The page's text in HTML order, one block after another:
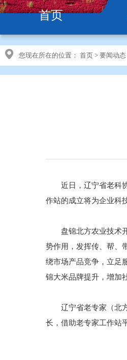
首页
您现在所在的位置： 首页 > 要闻动态
近日，辽宁省老科协
作站的成立将为企业科
盘锦北方农业技术开
势作用，发挥传、帮、
绕市场产品竞争，立足
锦大米品牌提升，增加
辽宁省老专家（北方
长，借助老专家工作站